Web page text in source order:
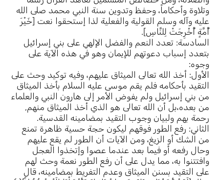
وتلاوة وأحكاماً، وحفظ وتدوين سنة النبي محمد صلى الله
عليه وآله وسلم القولية والفعلية لذا إستحقوا نعت [خَيْرَ
أُمَّةٍ أُخْرِجَتْ لِلنَّاسِ].
السادسة: تعدد النعم والفضل الإلهي على بني إسرائيل
بتعدد إسباب دعوتهم للإيمان وهو في هذه الآية على
وجوه:
الأول: أخذ الله تعالى الميثاق عليهم، وفيه توكيد وحث على
التقيد بأحكامه فلم يقم موسى عليه السلام بأخذ الميثاق
من بني إسرائيل ولم يفوض الأمر إلى هارون النبي والعلماء
من بعده،بل أن الله تعالى هو الذي أخذ الميثاق منهم,
رحمة بهم ولبيان وجوب التقيد بمضامينه القدسية.
الثاني: رفع الطور فوقهم ليكون حجة حسية ظاهرة تمنع
من الشك أو الزيغ، ومن الآيات أن الطور لم يقع عليهم
وحال رفعه أو فيما بعد عندما عصوا وإتخذوا العجل
وافتتنوا به، مما يدل على أن رفع الطور نعمة وحث لهم
على التقيد بسنن الميثاق وعدم التفريط بمضامينه، قال